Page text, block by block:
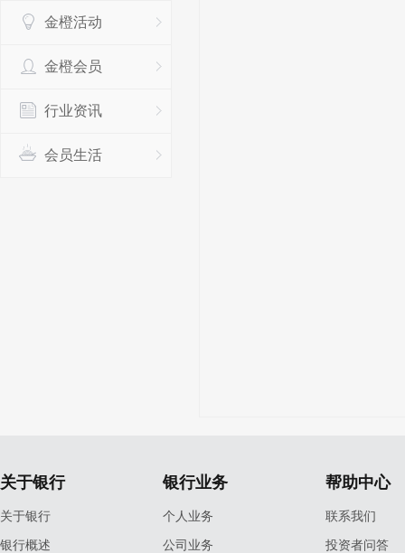
金橙活动
金橙会员
行业资讯
会员生活
关于银行
关于银行
银行概述
银行业务
个人业务
公司业务
帮助中心
联系我们
投资者问答